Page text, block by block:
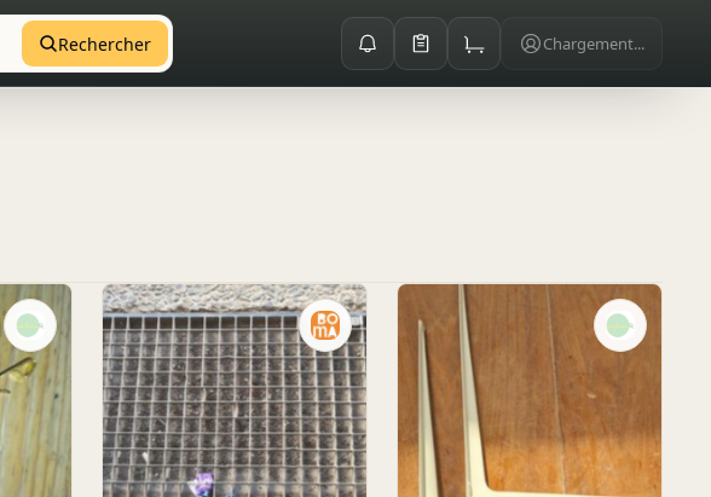
Rechercher Chargement...